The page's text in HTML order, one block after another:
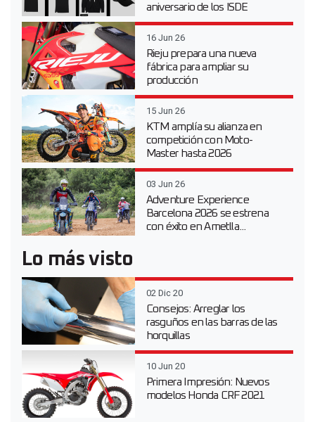
aniversario de los ISDE
16 Jun 26
Rieju prepara una nueva
fábrica para ampliar su
producción
15 Jun 26
KTM amplía su alianza en
competición con Moto-
Master hasta 2026
03 Jun 26
Adventure Experience
Barcelona 2026 se estrena
con éxito en Ametlla...
Lo más visto
02 Dic 20
Consejos: Arreglar los
rasguños en las barras de las
horquillas
10 Jun 20
Primera Impresión: Nuevos
modelos Honda CRF 2021